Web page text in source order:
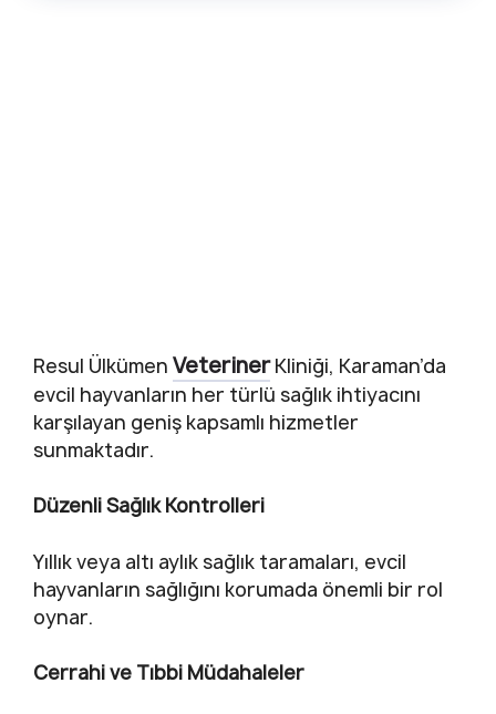
Resul Ülkümen VeterinerKliniği, Karaman’da
evcil hayvanların her türlü sağlık ihtiyacını
karşılayan geniş kapsamlı hizmetler
sunmaktadır.
Düzenli Sağlık Kontrolleri
Yıllık veya altı aylık sağlık taramaları, evcil
hayvanların sağlığını korumada önemli bir rol
oynar.
Cerrahi ve Tıbbi Müdahaleler